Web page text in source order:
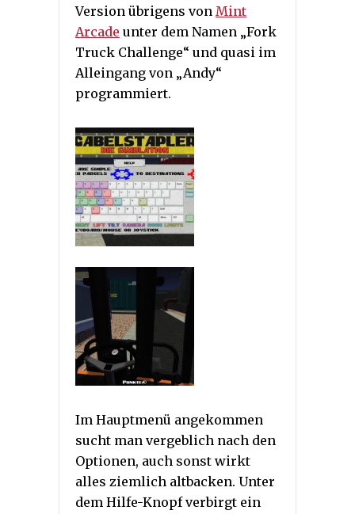
Version übrigens von Mint
Arcade unter dem Namen „Fork
Truck Challenge“ und quasi im
Alleingang von „Andy“
programmiert.
Im Hauptmenü angekommen
sucht man vergeblich nach den
Optionen, auch sonst wirkt
alles ziemlich altbacken. Unter
dem Hilfe-Knopf verbirgt ein